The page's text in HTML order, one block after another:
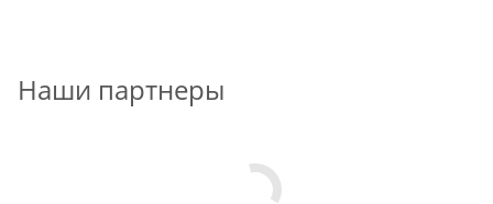
Наши партнеры